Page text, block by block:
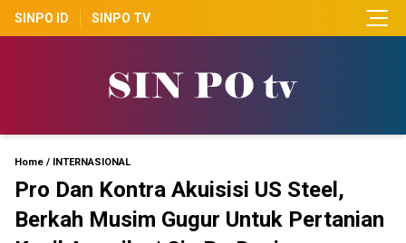
SINPO ID SINPO TV
Home / INTERNASIONAL
Pro Dan Kontra Akuisisi US Steel,
Berkah Musim Gugur Untuk Pertanian